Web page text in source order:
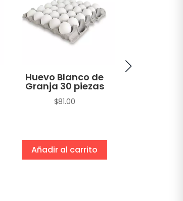
Huevo Blanco de
Granja 30 piezas
$81.00
Añadir al carrito